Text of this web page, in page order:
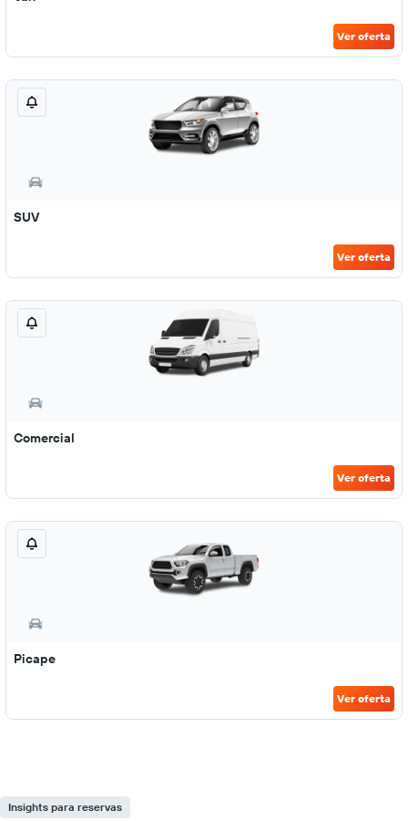
Ver oferta
SUV
Ver oferta
Comercial
Ver oferta
Picape
Ver oferta
Insights para reservas